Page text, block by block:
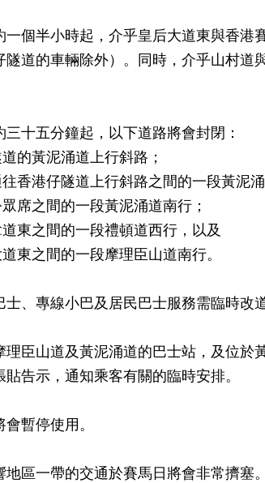
個半小時起，介乎皇后大道東與香港
道的車輛除外）。同時，介乎山村
十五分鐘起，以下道路將會封閉：
的黃泥涌道上行斜路；
港仔隧道上行斜路之間的一段黃泥涌
之間的一段黃泥涌道南行；
東之間的一段禮頓道西行，以及
之間的一段摩理臣山道南行。
、專線小巴及居民巴士服務需臨時改
臣山道及黃泥涌道的巴士站，及位於
告示，通知乘客有關的臨時安排。
暫停使用。
一帶的交通於賽馬日將會非常擠塞